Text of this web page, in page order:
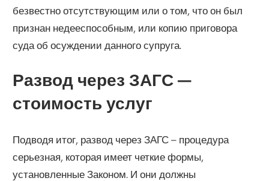
безвестно отсутствующим или о том, что он был
признан недееспособным, или копию приговора
суда об осуждении данного супруга.
Развод через ЗАГС —
стоимость услуг
Подводя итог, развод через ЗАГС – процедура
серьезная, которая имеет четкие формы,
установленные Законом. И они должны